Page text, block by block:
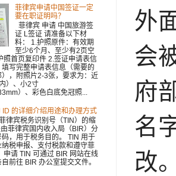
外
会
府
名
改
菲律宾申请中国签证一定
要在职证明吗？
菲律宾 申请 中国旅游签
证 L签证 请准备以下材
料： 1.护照原件：有效期
至少6个月、至少有2页空
照首页复印件 2.签证申请表信
写完整申请表信息（需要的
，附照片2-3张，要求为：近
）、小2寸
）、彩色白底免冠照...
ID 的详细介绍用途和办理方式
律宾税务识别号（TIN）的缩
菲律宾国内收入局（BIR）分
码，用于税务目的。 TIN 用于
税申报、支付税款和遵守菲
申请 TIN 可通过 BIR 网站在线
前往 BIR 办公室提交文件。